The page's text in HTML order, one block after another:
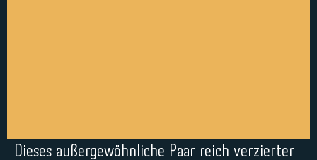
Dieses außergewöhnliche Paar reich verzierter